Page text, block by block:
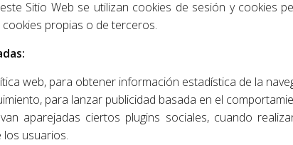
Sitio Web se utilizan cookies de sesión y cookies
cookies propias o de terceros.
web, para obtener información estadística de la
para lanzar publicidad basada en el
aparejadas ciertos plugins sociales, cuando
los usuarios.